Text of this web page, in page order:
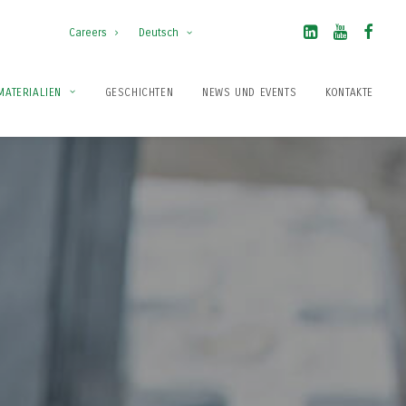
Careers Deutsch
GESCHICHTEN NEWS UND EVENTS KONTAKTE